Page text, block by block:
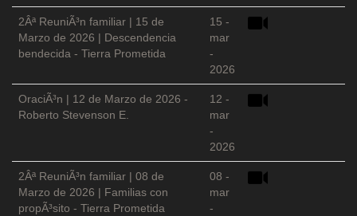
2Âª ReuniÃ³n familiar | 15 de
Marzo de 2026 | Descendencia
bendecida - Tierra Prometida
15 -
mar
-
2026
OraciÃ³n | 12 de Marzo de 2026 -
Roberto Stevenson E.
12 -
mar
-
2026
2Âª ReuniÃ³n familiar | 08 de
Marzo de 2026 | Familias con
propÃ³sito - Tierra Prometida
08 -
mar
-